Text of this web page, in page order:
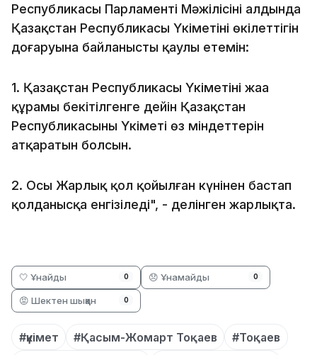
Республикасы Парламенті Мәжілісінің алдында
Қазақстан Республикасы Үкіметінің өкілеттігін
доғаруына байланысты қаулы етемін:
1. Қазақстан Республикасы Үкіметінің жаңа
құрамы бекітілгенге дейін Қазақстан
Республикасының Үкіметі өз міндеттерін
атқаратын болсын.
2. Осы Жарлық қол қойылған күнінен бастап
қолданысқа енгізіледі", - делінген жарлықта.
🤍 Ұнайды 0 😞 Ұнамайды 0
😡 Шектен шыққан 0
#үкімет #Қасым-Жомарт Тоқаев
#Тоқаев